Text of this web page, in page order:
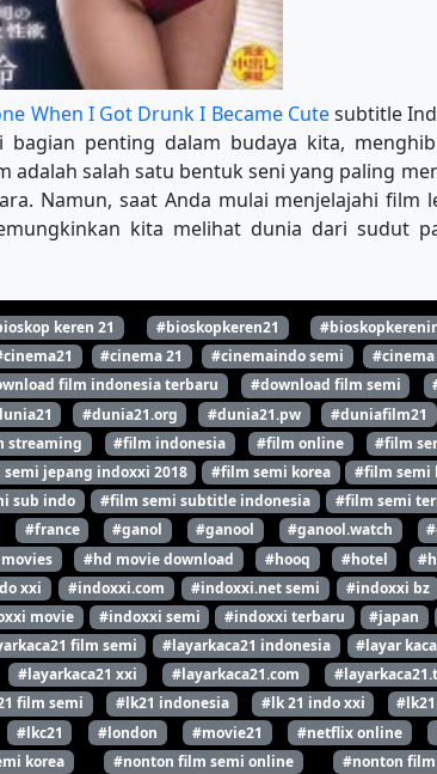
When I Got Drunk I Became Cutesubtitle
penting dalam budaya kita,
salah satu bentuk seni yang paling
Namun, saat Anda mulai menjelajahi film
kita melihat dunia dari sudut
keren 21 #bioskopkeren21
#cinema 21 #cinemaindo semi
film indonesia terbaru #download film semi
#dunia21.org #dunia21.pw #duniafilm21
streaming #film indonesia #film online #film
jepang indoxxi 2018 #film semi korea
#film semi
sub indo #film semi subtitle indonesia #film semi
#france #ganol #ganool #ganool.watch
#hd movie download #hooq #hotel
xxi #indoxxi.com #indoxxi.net semi #indoxxi bz
movie #indoxxi semi #indoxxi terbaru #japan
film semi #layarkaca21 indonesia
#layar
#layarkaca21 xxi #layarkaca21.com
film semi #lk21 indonesia #lk 21 indo xxi
#lkc21 #london #movie21 #netflix online
korea #nonton film semi online
#nonton